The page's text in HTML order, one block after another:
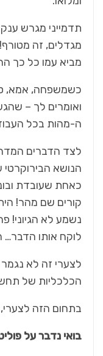
תדמייני מגרש
מגדלים, זה
מביא עמו כל כך
כשמשפחה, אמא,
ואומרים לך –
ה-מהות בכל
לצד הדברים
הנושא
כאחת שעובדת
נשמע לא הגיוני!
לוקח אותו
לצערי זה לא
הכלכליות של
בתחום הזה
בואי נדבר על